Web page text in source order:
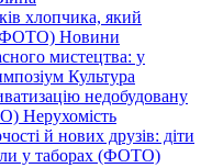
хлопчика, який
(ФОТО) Новини
мистецтва: у
Культура
недобудовану
Нерухомість
й нових друзів: діти
у таборах (ФОТО)